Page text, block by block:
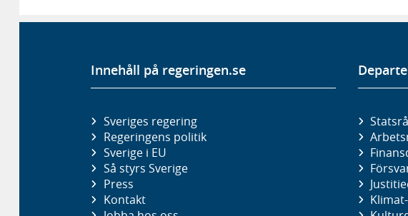
Innehåll på regeringen.se
Sveriges regering
Regeringens politik
Sverige i EU
Så styrs Sverige
Press
Kontakt